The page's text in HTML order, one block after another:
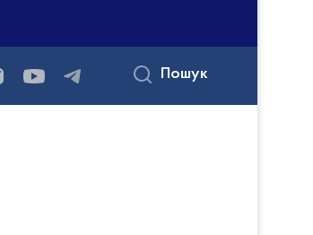
Пошук